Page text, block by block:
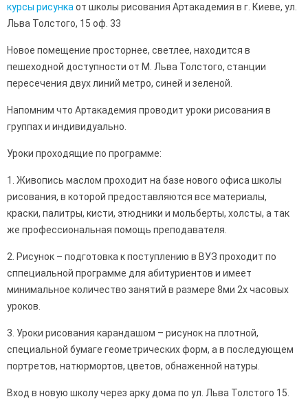
курсы рисунка от школы рисования Артакадемия в г. Киеве, ул.
Льва Толстого, 15 оф. 33
Новое помещение просторнее, светлее, находится в
пешеходной доступности от М. Льва Толстого, станции
пересечения двух линий метро, синей и зеленой.
Напомним что Артакадемия проводит уроки рисования в
группах и индивидуально.
Уроки проходящие по программе:
1. Живопись маслом проходит на базе нового офиса школы
рисования, в которой предоставляются все материалы,
краски, палитры, кисти, этюдники и мольберты, холсты, а так
же профессиональная помощь преподавателя.
2. Рисунок – подготовка к поступлению в ВУЗ проходит по
сппециальной программе для абитуриентов и имеет
минимальное количество занятий в размере 8ми 2х часовых
уроков.
3. Уроки рисования карандашом – рисунок на плотной,
специальной бумаге геометрических форм, а в последующем
портретов, натюрмортов, цветов, обнаженной натуры.
Вход в новую школу через арку дома по ул. Льва Толстого 15.